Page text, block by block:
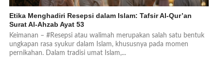
Etika Menghadiri Resepsi dalam Islam: Tafsir Al-Qur’an
Surat Al-Ahzab Ayat 53
Keimanan – #Resepsi atau walimah merupakan salah satu bentuk
ungkapan rasa syukur dalam Islam, khususnya pada momen
pernikahan. Dalam tradisi umat Islam,...